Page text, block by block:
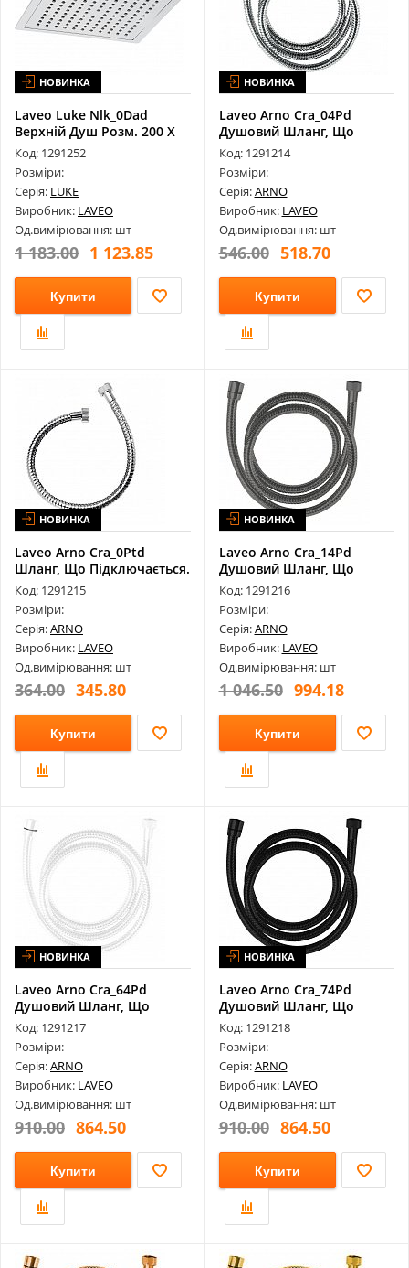
НОВИНКА
Laveo Luke Nlk_0Dad
Верхній Душ Розм. 200 X
200 Мм
Код: 1291252
Розміри:
Серія: LUKE
Виробник: LAVEO
Од.вимірювання: шт
1 183.00 1 123.85
Купити
НОВИНКА
Laveo Arno Cra_04Pd
Душовий Шланг, Що
Розтягується 1...
Код: 1291214
Розміри:
Серія:ARNO
Виробник: LAVEO
Од.вимірювання: шт
546.00 518.70
Купити
НОВИНКА
Laveo Arno Cra_0Ptd
Шланг, Що Підключається.
Код: 1291215
Розміри:
Серія:ARNO
Виробник: LAVEO
Од.вимірювання: шт
364.00 345.80
Купити
НОВИНКА
Laveo Arno Cra_14Pd
Душовий Шланг, Що
Розтягується 1...
Код: 1291216
Розміри:
Серія:ARNO
Виробник: LAVEO
Од.вимірювання: шт
1 046.50 994.18
Купити
НОВИНКА
Laveo Arno Cra_64Pd
Душовий Шланг, Що
Розтягується 1...
Код: 1291217
Розміри:
Серія:ARNO
Виробник: LAVEO
Од.вимірювання: шт
910.00 864.50
Купити
НОВИНКА
Laveo Arno Cra_74Pd
Душовий Шланг, Що
Розтягується 1...
Код: 1291218
Розміри:
Серія:ARNO
Виробник: LAVEO
Од.вимірювання: шт
910.00 864.50
Купити